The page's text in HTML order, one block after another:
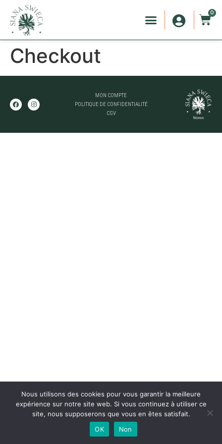
0
Checkout
MON COMPTE
POLITIQUE DE CONFIDENTIALITÉ
CGV
Nous utilisons des cookies pour vous garantir la meilleure
expérience sur notre site web. Si vous continuez à utiliser ce
site, nous supposerons que vous en êtes satisfait.
OK
Non